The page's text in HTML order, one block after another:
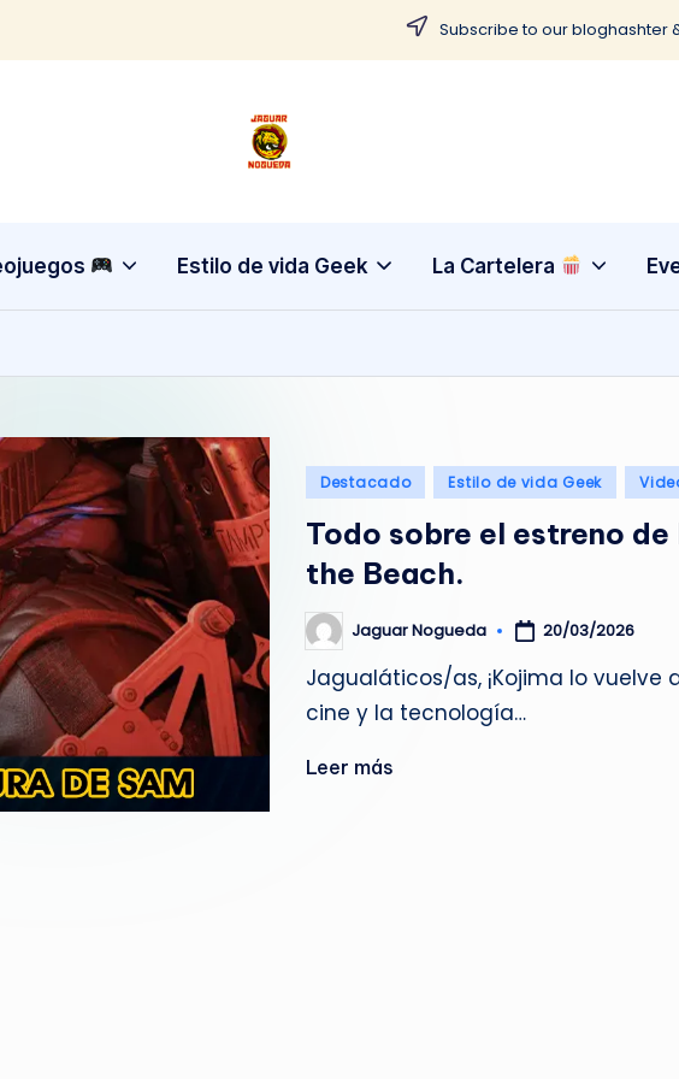
Subscribe to our bloghashter
J
g
u
a
N
o
g
e
CONTENIDO
Estilo de vida Geek La Cartelera
Publicado
Destacado Estilo de vida Geek
Todo sobre el estreno
the Beach.
Publicado
por
Jaguar Nogueda 20/03/2026
Jagualáticos/as, ¡Kojima lo vuelve
cine y la tecnología…
Leer más